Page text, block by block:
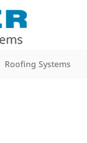
Roofing Systems